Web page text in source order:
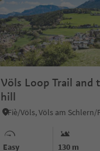
Völs Loop Trail and
hill
Easy 130 m